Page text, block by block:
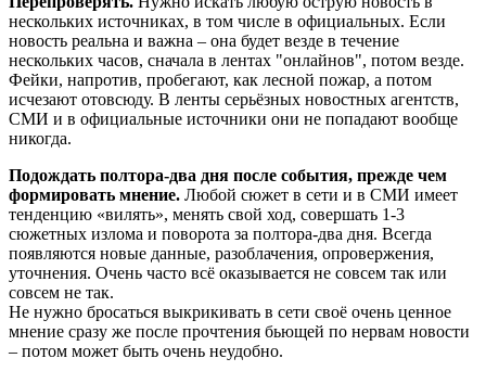
нескольких источниках, в том числе в официальных. Если
новость реальна и важна – она будет везде в течение
нескольких часов, сначала в лентах "онлайнов", потом везде.
Фейки, напротив, пробегают, как лесной пожар, а потом
исчезают отовсюду. В ленты серьёзных новостных агентств,
СМИ и в официальные источники они не попадают вообще
никогда.
Подождать полтора-два дня после события, прежде чем
формировать мнение. Любой сюжет в сети и в СМИ имеет
тенденцию «вилять», менять свой ход, совершать 1-3
сюжетных излома и поворота за полтора-два дня. Всегда
появляются новые данные, разоблачения, опровержения,
уточнения. Очень часто всё оказывается не совсем так или
совсем не так.
Не нужно бросаться выкрикивать в сети своё очень ценное
мнение сразу же после прочтения бьющей по нервам новости
– потом может быть очень неудобно.